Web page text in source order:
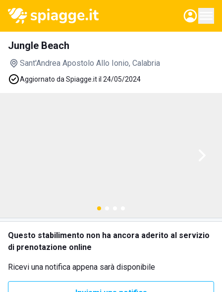
Jungle Beach
Sant'Andrea Apostolo Allo Ionio, Calabria
Aggiornato da Spiagge.it il 24/05/2024
Questo stabilimento non ha ancora aderito al servizio
di prenotazione online
Ricevi una notifica appena sarà disponibile